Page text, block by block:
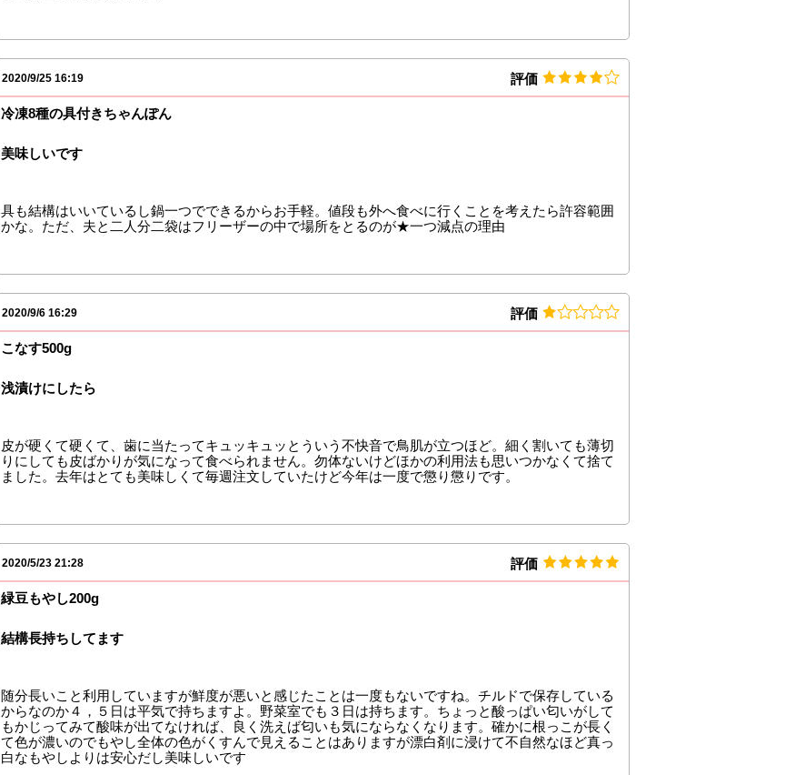
2020/9/25 16:19 評価
冷凍8種の具付きちゃんぽん
美味しいです
具も結構はいいているし鍋一つでできるからお手軽。値段も外へ食べに行くことを考えたら許容範囲
かな。ただ、夫と二人分二袋はフリーザーの中で場所をとるのが★一つ減点の理由
2020/9/6 16:29 評価
こなす500g
浅漬けにしたら
皮が硬くて硬くて、歯に当たってキュッキュッとういう不快音で鳥肌が立つほど。細く割いても薄切
りにしても皮ばかりが気になって食べられません。勿体ないけどほかの利用法も思いつかなくて捨て
ました。去年はとても美味しくて毎週注文していたけど今年は一度で懲り懲りです。
2020/5/23 21:28 評価
緑豆もやし200g
結構長持ちしてます
随分長いこと利用していますが鮮度が悪いと感じたことは一度もないですね。チルドで保存している
からなのか４，５日は平気で持ちますよ。野菜室でも３日は持ちます。ちょっと酸っぱい匂いがして
もかじってみて酸味が出てなければ、良く洗えば匂いも気にならなくなります。確かに根っこが長く
て色が濃いのでもやし全体の色がくすんで見えることはありますが漂白剤に浸けて不自然なほど真っ
白なもやしよりは安心だし美味しいです